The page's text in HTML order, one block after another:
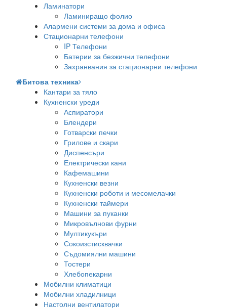
Ламинатори
Ламиниращо фолио
Алармени системи за дома и офиса
Стационарни телефони
IP Телефони
Батерии за безжични телефони
Захранвания за стационарни телефони
Битова техника
Кантари за тяло
Кухненски уреди
Аспиратори
Блендери
Готварски печки
Грилове и скари
Диспенсъри
Електрически кани
Кафемашини
Кухненски везни
Кухненски роботи и месомелачки
Кухненски таймери
Машини за пуканки
Микровълнови фурни
Мултикукъри
Сокоизстисквачки
Съдомиялни машини
Тостери
Хлебопекарни
Мобилни климатици
Мобилни хладилници
Настолни вентилатори